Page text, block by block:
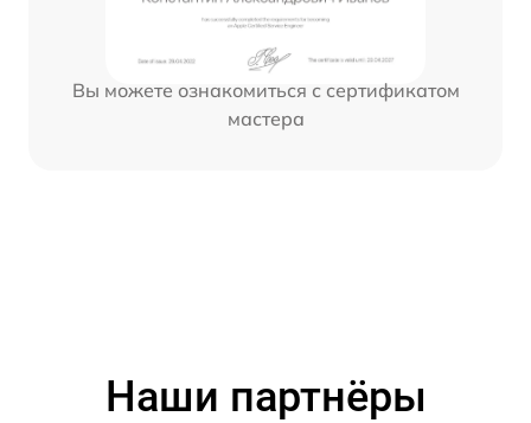
Вы можете ознакомиться с сертификатом
мастера
Наши партнёры